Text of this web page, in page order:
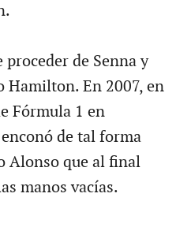
de Senna y
Hamilton. En 2007, en
Fórmula 1 en
de tal forma
Alonso que al final
manos vacías.